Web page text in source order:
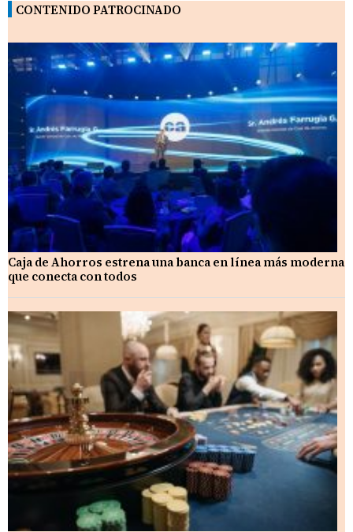
CONTENIDO PATROCINADO
Caja de Ahorros estrena una banca en línea más moderna
que conecta con todos